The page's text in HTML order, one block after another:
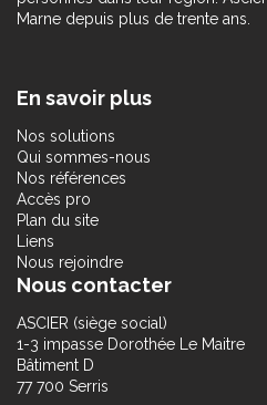
Marne depuis plus de trente ans.
En savoir plus
Nos solutions
Qui sommes-nous
Nos références
Accès pro
Plan du site
Liens
Nous rejoindre
Nous contacter
ASCIER (siège social)
1-3 impasse Dorothée Le Maitre
Bâtiment D
77 700 Serris